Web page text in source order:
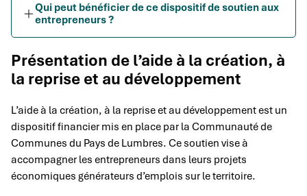
Qui peut bénéficier de ce dispositif de soutien aux
entrepreneurs ?
Présentation de l’aide à la création, à
la reprise et au développement
L’aide à la création, à la reprise et au développement est un
dispositif financier mis en place par la Communauté de
Communes du Pays de Lumbres. Ce soutien vise à
accompagner les entrepreneurs dans leurs projets
économiques générateurs d’emplois sur le territoire.